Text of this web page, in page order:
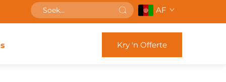
AF
Kry 'n Offerte